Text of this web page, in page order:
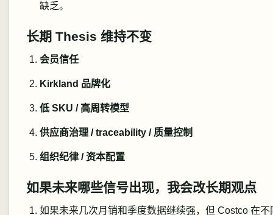
缺乏。
长期 Thesis 维持不变
会员信任
Kirkland 品牌化
低 SKU / 高周转模型
供应商治理 / traceability / 质量控制
组织纪律 / 资本配置
如果未来哪些信号出现，我会改长期观点
如果未来几次月销和季度数据继续强，但 Costco 在不